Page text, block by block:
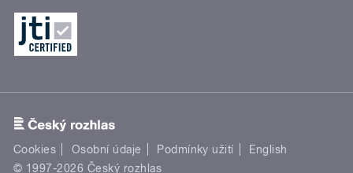
Cookies Osobní údaje Podmínky užití
English
© 1997-2026 Český rozhlas